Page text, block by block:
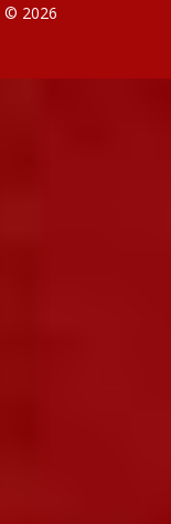
© 2026